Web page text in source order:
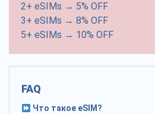
2+ eSIMs → 5% OFF
3+ eSIMs → 8% OFF
5+ eSIMs → 10% OFF
FAQ
Что такое eSIM?